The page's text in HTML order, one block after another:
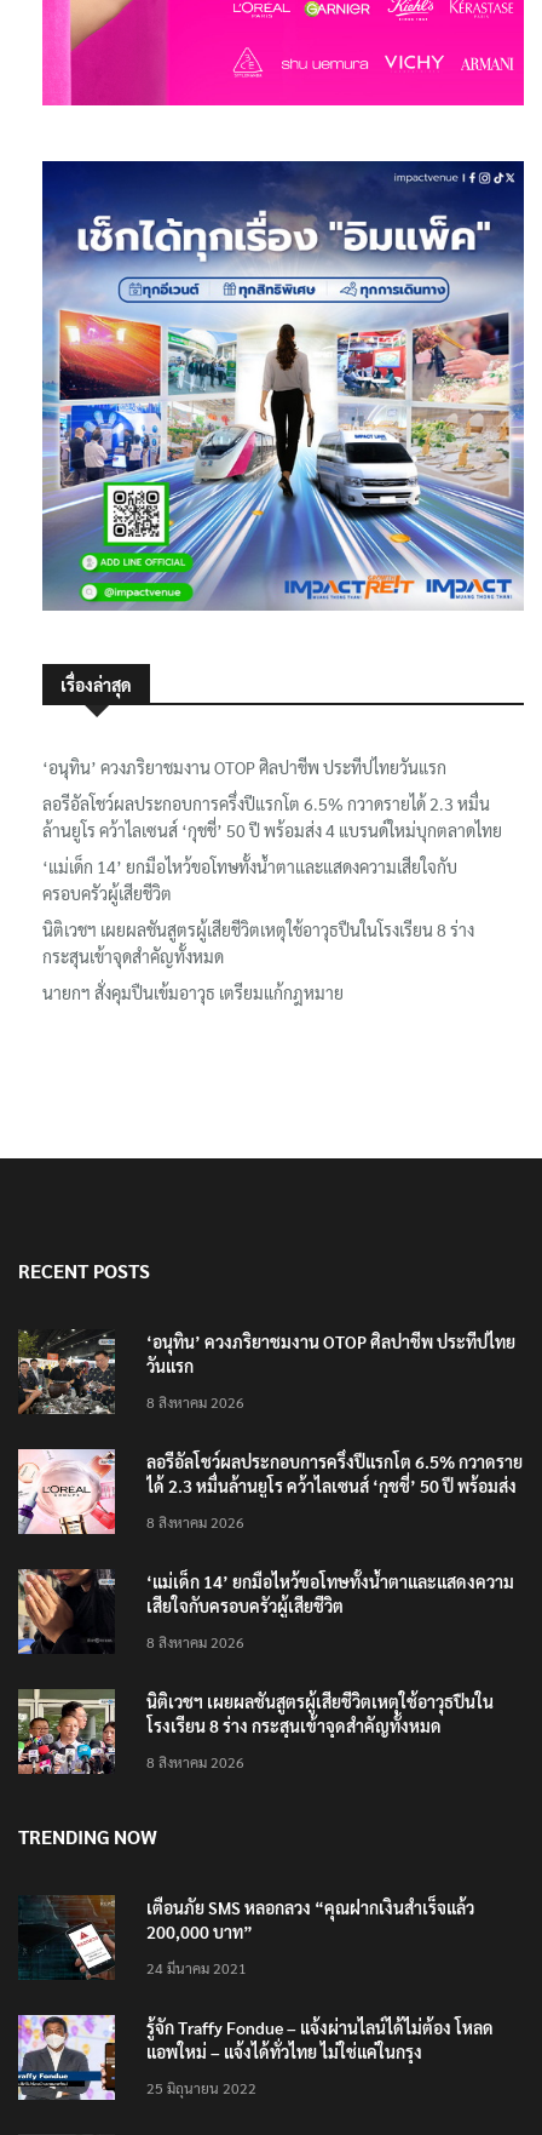
เรื่องล่าสุด
‘อนุทิน’ ควงภริยาชมงาน OTOP ศิลปาชีพ ประทีปไทยวันแรก
ลอรีอัลโชว์ผลประกอบการครึ่งปีแรกโต 6.5% กวาดรายได้ 2.3 หมื่น
ล้านยูโร คว้าไลเซนส์ ‘กุชชี่’ 50 ปี พร้อมส่ง 4 แบรนด์ใหม่บุกตลาดไทย
‘แม่เด็ก 14’ ยกมือไหว้ขอโทษทั้งน้ำตาและแสดงความเสียใจกับ
ครอบครัวผู้เสียชีวิต
นิติเวชฯ เผยผลชันสูตรผู้เสียชีวิตเหตุใช้อาวุธปืนในโรงเรียน 8 ร่าง
กระสุนเข้าจุดสำคัญทั้งหมด
นายกฯ สั่งคุมปืนเข้มอาวุธ เตรียมแก้กฎหมาย
RECENT POSTS
‘อนุทิน’ ควงภริยาชมงาน OTOP ศิลปาชีพ ประทีปไทย
วันแรก
8 สิงหาคม 2026
ลอรีอัลโชว์ผลประกอบการครึ่งปีแรกโต 6.5% กวาดราย
ได้ 2.3 หมื่นล้านยูโร คว้าไลเซนส์ ‘กุชชี่’ 50 ปี พร้อมส่ง
8 สิงหาคม 2026
‘แม่เด็ก 14’ ยกมือไหว้ขอโทษทั้งน้ำตาและแสดงความ
เสียใจกับครอบครัวผู้เสียชีวิต
8 สิงหาคม 2026
นิติเวชฯ เผยผลชันสูตรผู้เสียชีวิตเหตุใช้อาวุธปืนใน
โรงเรียน 8 ร่าง กระสุนเข้าจุดสำคัญทั้งหมด
8 สิงหาคม 2026
TRENDING NOW
เตือนภัย SMS หลอกลวง “คุณฝากเงินสำเร็จแล้ว
200,000 บาท”
24 มีนาคม 2021
รู้จัก Traffy Fondue – แจ้งผ่านไลน์ได้ไม่ต้อง โหลด
แอพใหม่ – แจ้งได้ทั่วไทย ไม่ใช่แค่ในกรุง
25 มิถุนายน 2022